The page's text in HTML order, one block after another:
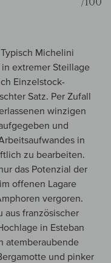
Michelini
extremer Steillage
Einzelstock-
Satz. Per Zufall
winzigen
und
in
zu bearbeiten.
das Potenzial der
offenen Lagare
vergoren.
aus französischer
in Esteban
atemberaubende
und pinker